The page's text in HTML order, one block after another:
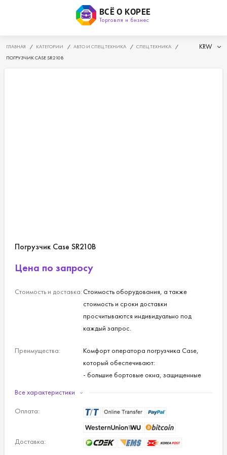
ВСЁ О КОРЕЕ
Торговля и бизнес
ГЛАВНАЯ / КАТЕГОРИИ / АВТО И СПЕЦ.ТЕХНИКА / СПЕЦ.ТЕХНИКА
/
ПОГРУЗЧИК CASE SR210B
KRW
Погрузчик Case SR210B
Цена по запросу
Стоимость и доставка: Стоимость оборудования, а также
стоимость и сроки доставки
просчитываются индивидуально под
каждый запрос.
Преимущества:
Комфорт оператора погрузчика Case,
который обеспечивают:
- большие бортовые окна, защищенные
- сиденье с пневмоподвеской;
- широкая кабина;
- долговечный ремень безопасности.
Легкое управление погрузчиком Case
Все характеристики
Оплата:
Доставка: